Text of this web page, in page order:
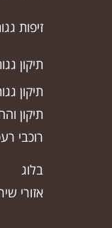
זיפות
תיקון
תיקון
תיקון
רוכבי
בלוג
אזורי